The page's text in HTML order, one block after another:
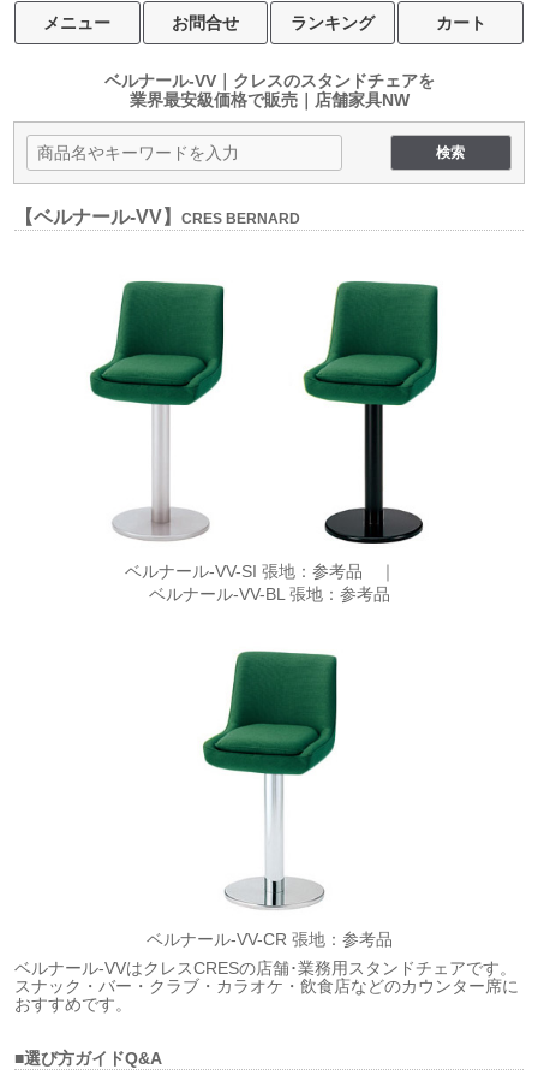
メニュー お問合せ ランキング カート
ベルナール-VV｜クレスのスタンドチェアを
業界最安級価格で販売｜店舗家具NW
【ベルナール-VV】CRES BERNARD
ベルナール-VV-SI 張地：参考品 ｜
ベルナール-VV-BL 張地：参考品
ベルナール-VV-CR 張地：参考品
ベルナール-VVはクレスCRESの店舗･業務用スタンドチェアです。
スナック・バー・クラブ・カラオケ・飲食店などのカウンター席に
おすすめです。
■選び方ガイドQ&A